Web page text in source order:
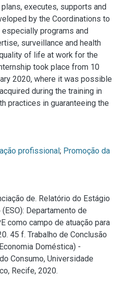
executes, supports and
by the Coordinations to
programs and
surveillance and health
of life at work for the
took place from 10
2020, where it was possible
during the training in
practices in guaranteeing the
profissional; Promoção da
de. Relatório do Estágio
Departamento de
como campo de atuação para
45 f. Trabalho de Conclusão
Doméstica) -
Consumo, Universidade
Recife, 2020.